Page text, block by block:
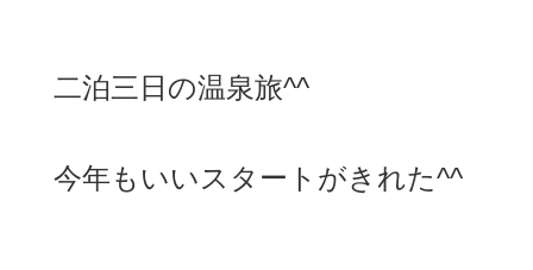
二泊三日の温泉旅^^
今年もいいスタートがきれた^^